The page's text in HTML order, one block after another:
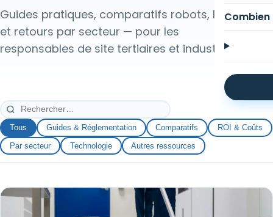
Guides pratiques, comparatifs robots, ROI
et retours par secteur — pour les
responsables de site tertiaires et industriels.
Tous Guides & Réglementation Comparatifs
ROI & Coûts
Par secteur
Technologie Autres ressources